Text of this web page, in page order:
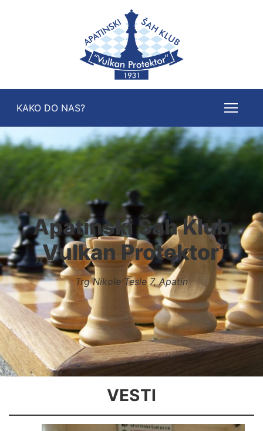
KAKO DO NAS?
Apatinski Šah Klub
„Vulkan Protektor“
Trg Nikole Tesle 7, Apatin
VESTI